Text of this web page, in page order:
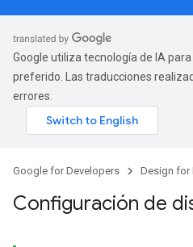
Google utiliza tecnología de IA
preferido. Las traducciones
errores.
Google for Developers Design for
Configuración de